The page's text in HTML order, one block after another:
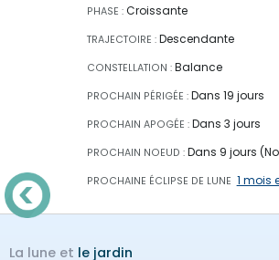
PHASE : Croissante
TRAJECTOIRE : Descendante
CONSTELLATION : Balance
PROCHAIN PÉRIGÉE : Dans 19 jours
PROCHAIN APOGÉE : Dans 3 jours
PROCHAIN NOEUD : Dans 9 jours
PROCHAINE ÉCLIPSE DE LUNE 1 mois
La lune et le jardin